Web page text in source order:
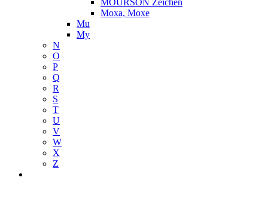
MOURSON Zeichen
Moxa, Moxe
Mu
My
N
O
P
Q
R
S
T
U
V
W
X
Z